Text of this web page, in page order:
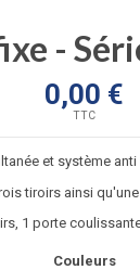
-
0,00 €
TTC
et système
tiroirs ainsi
1 porte
Couleurs